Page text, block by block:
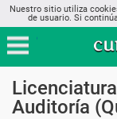
Nuestro sitio utiliza
de usuario. Si
Auditoría